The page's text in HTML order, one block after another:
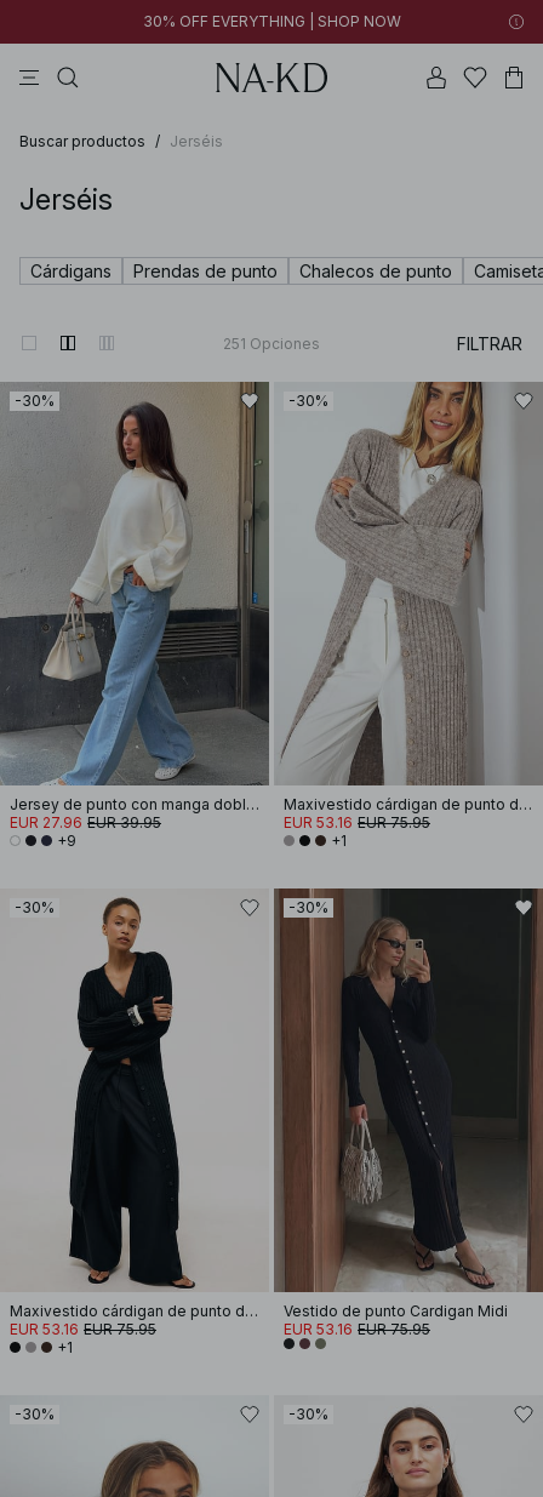
30% OFF EVERYTHING | SHOP NOW
Buscar productos / Jerséis
Jerséis
Cárdigans Prendas de punto Chalecos de punto
251 Opciones FILTRAR
-30%
Jersey de punto con manga doblada
EUR 27.96 EUR 39.95
+9
-30%
Maxivestido cárdigan de punto de mezcla de lana
EUR 53.16 EUR 75.95
+1
-30%
Maxivestido cárdigan de punto de mezcla de lana
EUR 53.16 EUR 75.95
+1
-30%
Vestido de punto Cardigan Midi
EUR 53.16 EUR 75.95
-30% -30%